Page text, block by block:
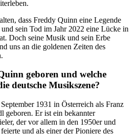
dass Freddy Quinn eine Legende
sein Tod im Jahr 2022 eine Lücke in
Doch seine Musik und sein Erbe
uns an die goldenen Zeiten des
geboren und welche
deutsche Musikszene?
1931 in Österreich als Franz
geboren. Er ist ein bekannter
der vor allem in den 1950er und
und als einer der Pioniere des